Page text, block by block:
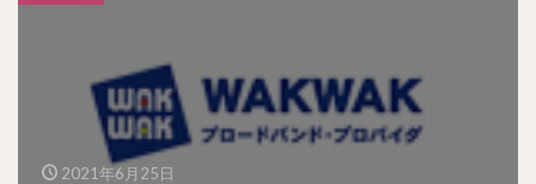
2021年6月25日